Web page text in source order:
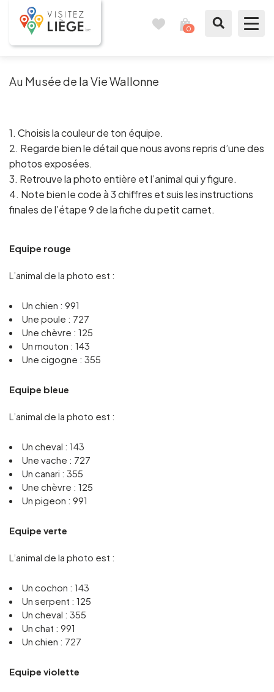
0
Meinen Aufenthalt vorbereiten
Unsere Vorschläge
Stadt Lüttich
FR EN NL DE
Au Musée de la Vie Wallonne
1. Choisis la couleur de ton équipe.
2. Regarde bien le détail que nous avons repris d’une des
photos exposées.
3. Retrouve la photo entière et l’animal qui y figure.
4. Note bien le code à 3 chiffres et suis les instructions
finales de l’étape 9 de la fiche du petit carnet.
Equipe rouge
L’animal de la photo est :
Un chien : 991
Une poule : 727
Une chèvre : 125
Un mouton : 143
Une cigogne : 355
Equipe bleue
L’animal de la photo est :
Un cheval : 143
Une vache : 727
Un canari : 355
Une chèvre : 125
Un pigeon : 991
Equipe verte
L’animal de la photo est :
Un cochon : 143
Un serpent : 125
Un cheval : 355
Un chat : 991
Un chien : 727
Equipe violette